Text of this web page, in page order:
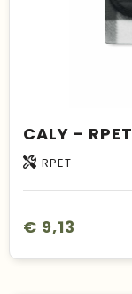
CALY -
RPET
€ 9,13